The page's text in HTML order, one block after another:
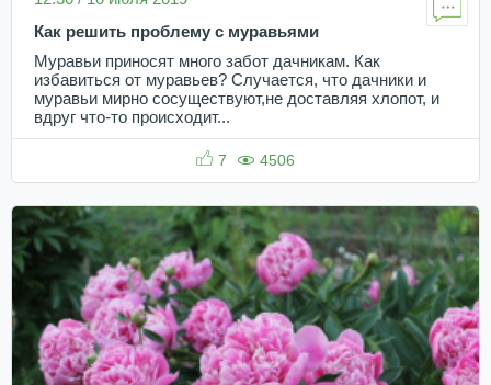
Как решить проблему с муравьями
Муравьи приносят много забот дачникам. Как
избавиться от муравьев? Случается, что дачники и
муравьи мирно сосуществуют,не доставляя хлопот, и
вдруг что-то происходит...
7 4506